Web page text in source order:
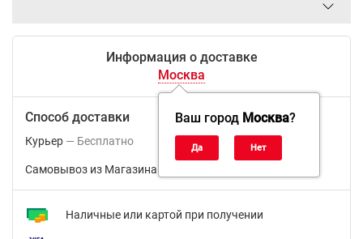
Информация о доставке
Москва
Ваш город Москва?
Способ доставки
Курьер Бесплатно
Самовывоз из Магазина м.ВДНХ
Наличные или картой при получении